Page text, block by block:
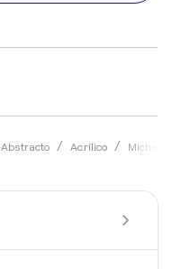
Abstracto Acrílico Michel